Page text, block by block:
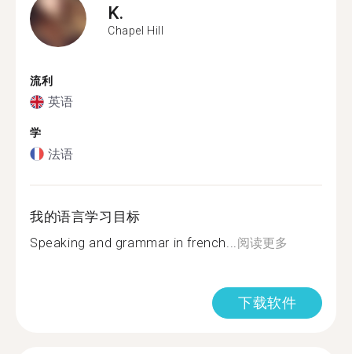
K.
Chapel Hill
流利
英语
学
法语
我的语言学习目标
Speaking and grammar in french... 阅读更多
下载软件